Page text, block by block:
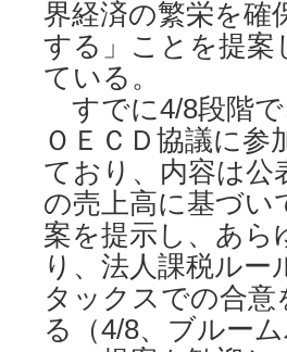
界経済の繁栄を確
する」ことを提案
ている。
すでに4/8段階で
ＯＥＣＤ協議に参
ており、内容は公
の売上高に基づい
案を提示し、あら
り、法人課税ル
タックスでの合
る（4/8、ブルー